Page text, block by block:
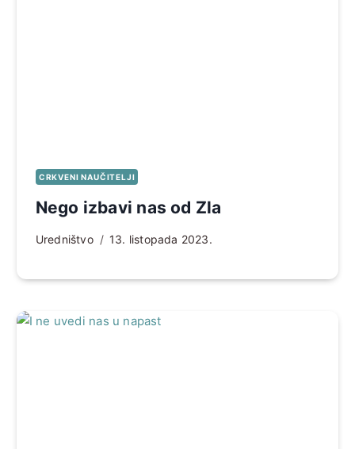
CRKVENI NAUČITELJI
Nego izbavi nas od Zla
Uredništvo 13. listopada 2023.